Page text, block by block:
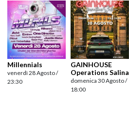
Millennials
venerdì 28 Agosto /
23:30
GAINHOUSE
Operations Salina
domenica 30 Agosto /
18:00